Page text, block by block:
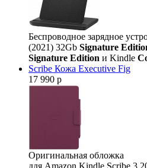
Беспроводное зарядное
(2021) 32Gb Signature
Signature Edition и Kindle
Scribe Кожа Executive Fig
17 990 р
Оригинальная обложка
для Amazon Kindle Scribe 3